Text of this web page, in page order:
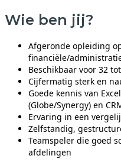
Wie ben jij?
Afgeronde opleiding
financiële/
Beschikbaar voor 32
Cijfermatig sterk en
Goede kennis van
(Globe/Synergy) en
Ervaring in een
Zelfstandig,
Teamspeler die goed
afdelingen